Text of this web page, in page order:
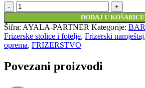
B
AYALA
frizerska
stolica
-
PARTNER
DODAJ U KOŠARICU
Šifra: AYALA-PARTNER Kategorije:
Frizerske stolice i fotelje, Frizerski namještaj,
oprema, FRIZERSTVO
Povezani proizvodi